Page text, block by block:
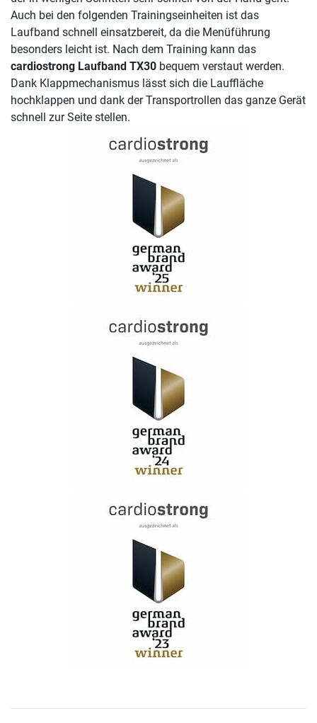
Auch bei den folgenden Trainingseinheiten ist das
Laufband schnell einsatzbereit, da die Menüführung
besonders leicht ist. Nach dem Training kann das
cardiostrong Laufband TX30 bequem verstaut werden.
Dank Klappmechanismus lässt sich die Lauffläche
hochklappen und dank der Transportrollen das ganze Gerät
schnell zur Seite stellen.